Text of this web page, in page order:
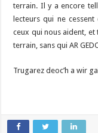
terrain. Il y a encore
lecteurs qui ne
ceux qui nous aident,
terrain, sans qui AR
Trugarez deoc’h a wir